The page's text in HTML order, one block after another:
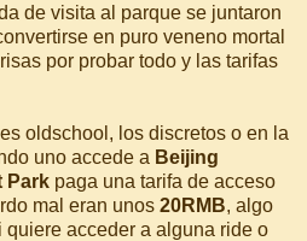
de visita al parque se juntaron
en puro veneno mortal
por probar todo y las tarifas
oldschool, los discretos o en la
uno accede a Beijing
Park paga una tarifa de acceso
mal eran unos 20RMB, algo
quiere acceder a alguna ride o